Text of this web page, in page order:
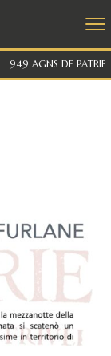
949 AGNS DE PATRIE